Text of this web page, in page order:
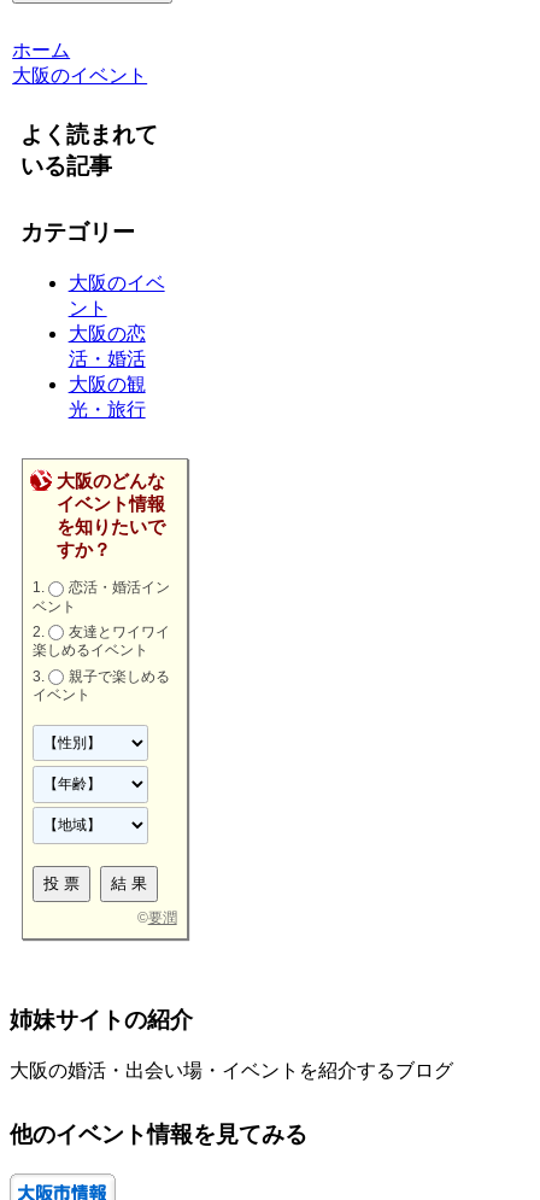
ホーム
大阪のイベント
よく読まれて
いる記事
カテゴリー
大阪のイベ
ント
大阪の恋
活・婚活
大阪の観
光・旅行
大阪のどんな
イベント情報
を知りたいで
すか？
恋活・婚活イン
ベント
友達とワイワイ
楽しめるイベント
親子で楽しめる
イベント
©要潤
姉妹サイトの紹介
大阪の婚活・出会い場・イベントを紹介するブログ
他のイベント情報を見てみる